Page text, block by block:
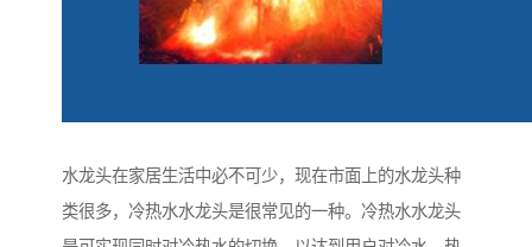
水龙头在家居生活中必不可少，现在市面上的水龙头种
类很多，冷热水水龙头是很常见的一种。冷热水水龙头